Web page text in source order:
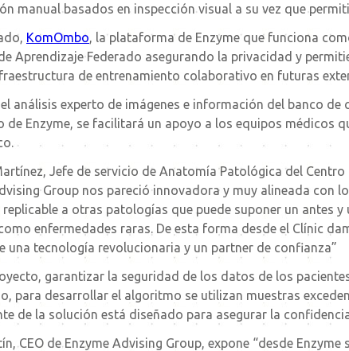
manual basados en inspección visual a su vez que
KomOmbo, la plataforma de Enzyme que funciona
Aprendizaje Federado asegurando la privacidad y
de entrenamiento colaborativo en futuras
análisis experto de imágenes e información del banco
de Enzyme, se facilitará un apoyo a los equipos médicos
Jefe de servicio de Anatomía Patológica del
Group nos pareció innovadora y muy alineada con
a otras patologías que puede suponer un antes
enfermedades raras. De esta forma desde el Clínic
una tecnología revolucionaria y un partner de confianza”
garantizar la seguridad de los datos de los
para desarrollar el algoritmo se utilizan muestras
de la solución está diseñado para asegurar la
CEO de Enzyme Advising Group, expone “desde